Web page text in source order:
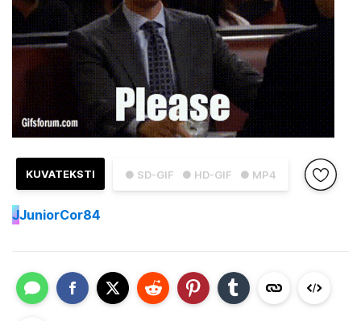
● SD-GIF ● HD-GIF ● MP4
KUVATEKSTI
JJuniorCor84